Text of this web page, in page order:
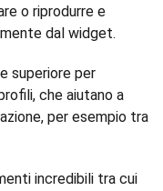
o riprodurre e
dal widget.
superiore per
che aiutano a
per esempio tra
incredibili tra cui